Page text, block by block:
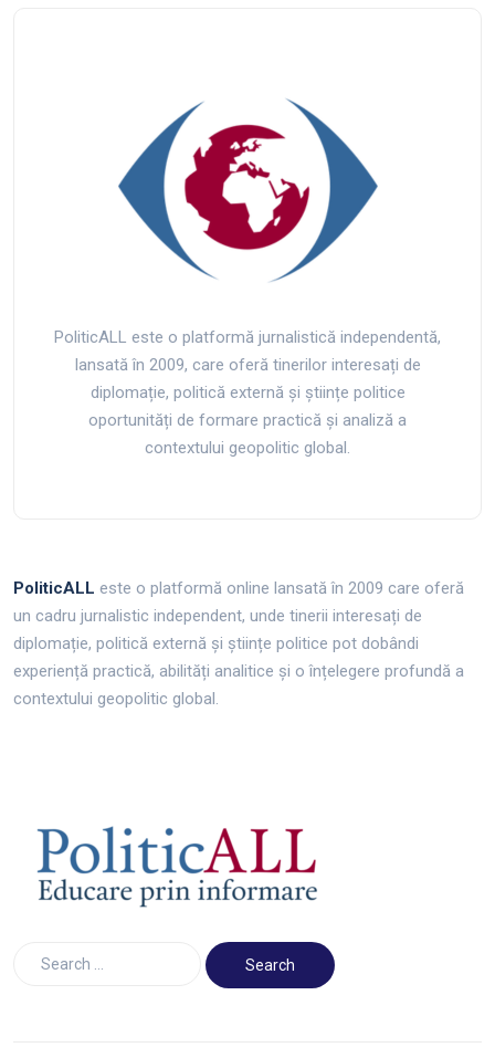
PoliticALL este o platformă jurnalistică independentă,
lansată în 2009, care oferă tinerilor interesați de
diplomație, politică externă și științe politice
oportunități de formare practică și analiză a
contextului geopolitic global.
PoliticALL este o platformă online lansată în 2009 care oferă
un cadru jurnalistic independent, unde tinerii interesați de
diplomație, politică externă și științe politice pot dobândi
experiență practică, abilități analitice și o înțelegere profundă a
contextului geopolitic global.